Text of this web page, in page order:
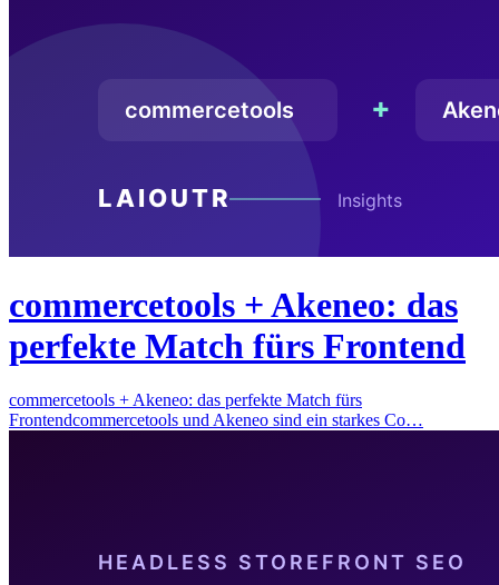
commercetools + Akeneo: das
perfekte Match fürs Frontend
commercetools + Akeneo: das perfekte Match fürs
Frontendcommercetools und Akeneo sind ein starkes Co…